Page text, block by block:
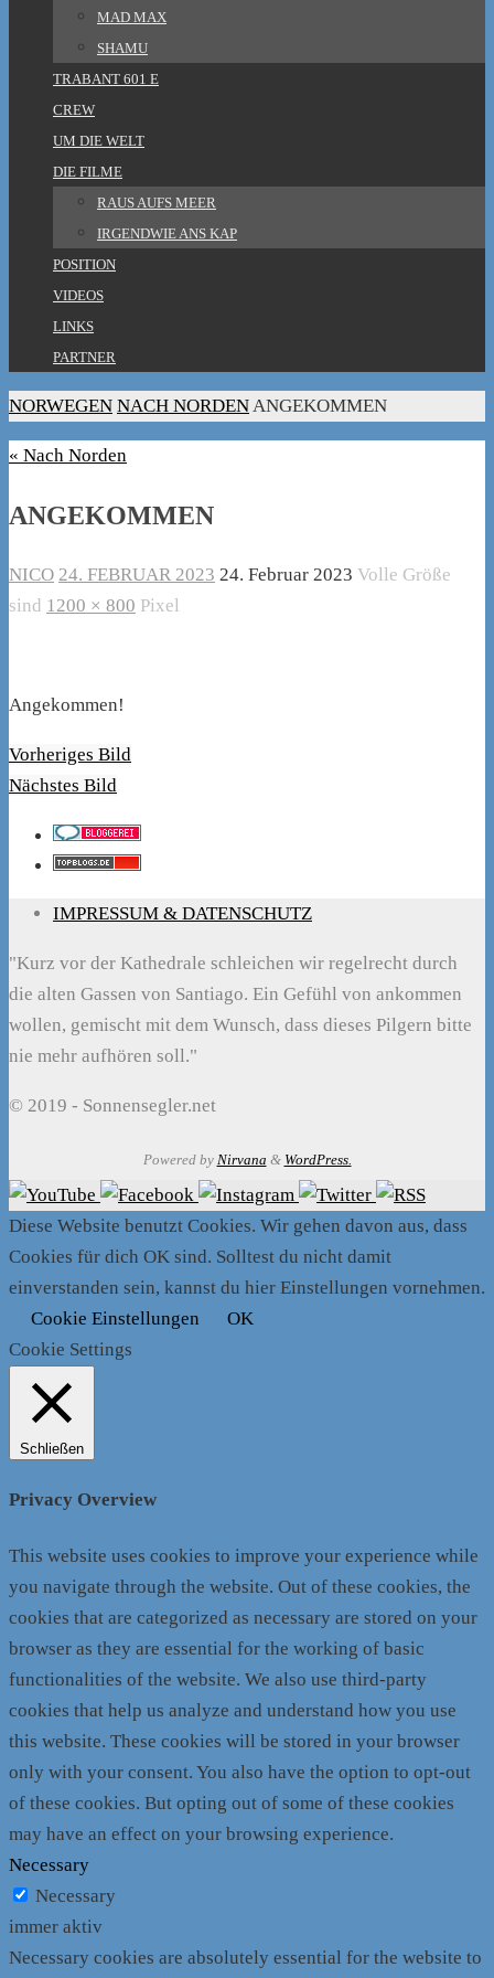
MAD MAX
SHAMU
TRABANT 601 E
CREW
UM DIE WELT
DIE FILME
RAUS AUFS MEER
IRGENDWIE ANS KAP
POSITION
VIDEOS
LINKS
PARTNER
HOME
NORWEGEN NACH NORDENANGEKOMMEN
« Nach Norden
ANGEKOMMEN
NICO 24. FEBRUAR 2023 24. Februar 2023 Volle Größe
sind 1200 × 800 Pixel
Angekommen!
Vorheriges Bild
Nächstes Bild
IMPRESSUM & DATENSCHUTZ
"Kurz vor der Kathedrale schleichen wir regelrecht durch
die alten Gassen von Santiago. Ein Gefühl von ankommen
wollen, gemischt mit dem Wunsch, dass dieses Pilgern bitte
nie mehr aufhören soll."
© 2019 - Sonnensegler.net
Powered by Nirvana & WordPress.
Diese Website benutzt Cookies. Wir gehen davon aus, dass
Cookies für dich OK sind. Solltest du nicht damit
einverstanden sein, kannst du hier Einstellungen vornehmen.
Cookie Einstellungen
OK
Cookie Settings
Schließen
Privacy Overview
This website uses cookies to improve your experience while
you navigate through the website. Out of these cookies, the
cookies that are categorized as necessary are stored on your
browser as they are essential for the working of basic
functionalities of the website. We also use third-party
cookies that help us analyze and understand how you use
this website. These cookies will be stored in your browser
only with your consent. You also have the option to opt-out
of these cookies. But opting out of some of these cookies
may have an effect on your browsing experience.
Necessary
Necessary
immer aktiv
Necessary cookies are absolutely essential for the website to